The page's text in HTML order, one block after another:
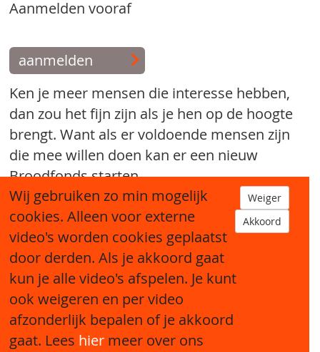
Aanmelden vooraf
aanmelden
Ken je meer mensen die interesse hebben,
dan zou het fijn zijn als je hen op de hoogte
brengt. Want als er voldoende mensen zijn
die mee willen doen kan er een nieuw
Broodfonds starten.
tip een bekende
Sitemap
Wij gebruiken zo min mogelijk
cookies. Alleen voor externe
video's worden cookies geplaatst
door derden. Als je akkoord gaat
kun je alle video's afspelen. Je kunt
ook weigeren en per video
afzonderlijk bepalen of je akkoord
gaat. Lees hier meer over ons
Weiger
Akkoord